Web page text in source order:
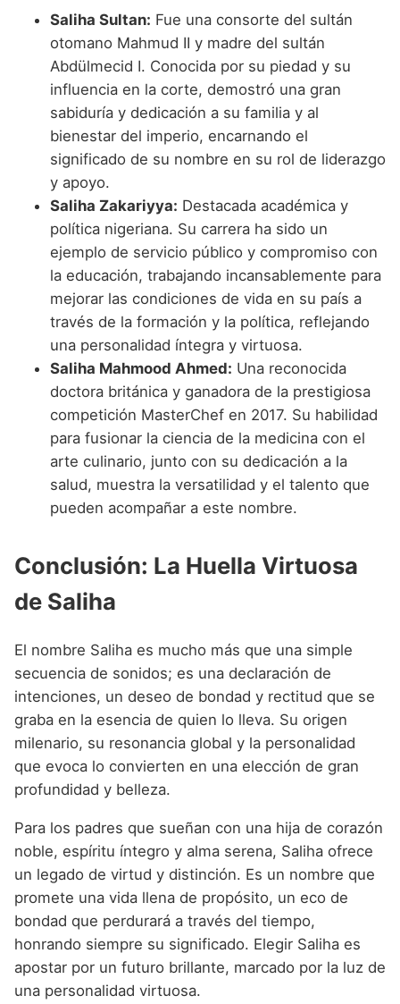
Saliha Sultan: Fue una consorte del sultán
otomano Mahmud II y madre del sultán
Abdülmecid I. Conocida por su piedad y su
influencia en la corte, demostró una gran
sabiduría y dedicación a su familia y al
bienestar del imperio, encarnando el
significado de su nombre en su rol de liderazgo
y apoyo.
Saliha Zakariyya: Destacada académica y
política nigeriana. Su carrera ha sido un
ejemplo de servicio público y compromiso con
la educación, trabajando incansablemente para
mejorar las condiciones de vida en su país a
través de la formación y la política, reflejando
una personalidad íntegra y virtuosa.
Saliha Mahmood Ahmed: Una reconocida
doctora británica y ganadora de la prestigiosa
competición MasterChef en 2017. Su habilidad
para fusionar la ciencia de la medicina con el
arte culinario, junto con su dedicación a la
salud, muestra la versatilidad y el talento que
pueden acompañar a este nombre.
Conclusión: La Huella Virtuosa
de Saliha
El nombre Saliha es mucho más que una simple
secuencia de sonidos; es una declaración de
intenciones, un deseo de bondad y rectitud que se
graba en la esencia de quien lo lleva. Su origen
milenario, su resonancia global y la personalidad
que evoca lo convierten en una elección de gran
profundidad y belleza.
Para los padres que sueñan con una hija de corazón
noble, espíritu íntegro y alma serena, Saliha ofrece
un legado de virtud y distinción. Es un nombre que
promete una vida llena de propósito, un eco de
bondad que perdurará a través del tiempo,
honrando siempre su significado. Elegir Saliha es
apostar por un futuro brillante, marcado por la luz de
una personalidad virtuosa.